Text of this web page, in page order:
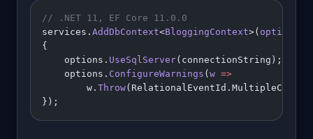
// .NET 11, EF Core 11.0.0
services. AddDbContext<BloggingContext>( options
{
    options.
UseSqlServer(connectionString);
    options.
ConfigureWarnings (w =>
        w.
Throw
});